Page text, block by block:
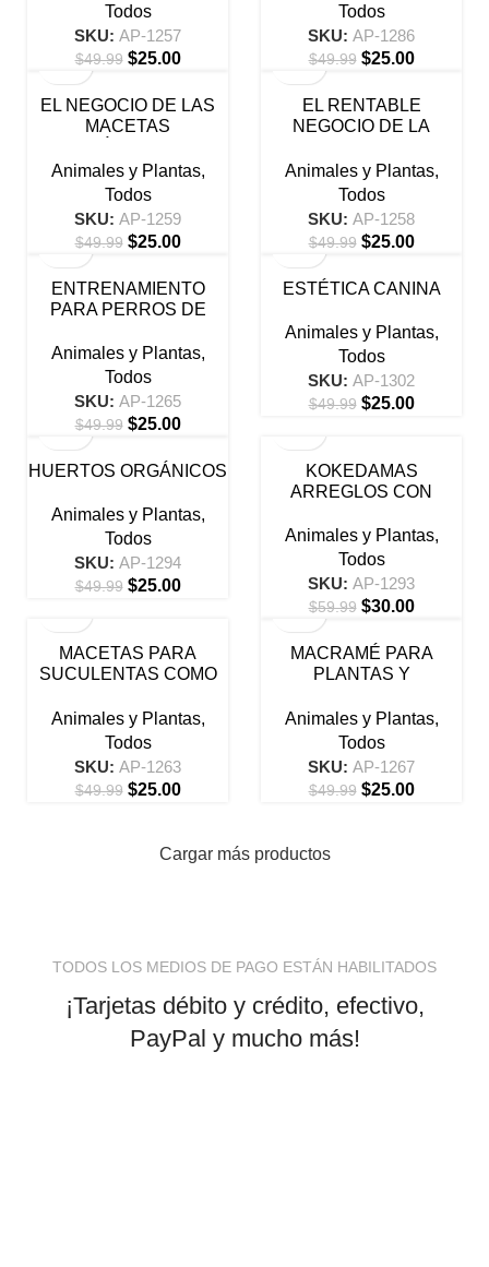
Todos
SKU: AP-1257
$49.99 $25.00
Todos
SKU: AP-1286
$49.99 $25.00
-50%
EL NEGOCIO DE LAS
MACETAS
GEODAS
Animales y Plantas,
Todos
SKU: AP-1259
$49.99 $25.00
EL RENTABLE
NEGOCIO DE LA
Animales y Plantas,
Todos
SKU: AP-1258
$49.99 $25.00
-50%ENTRENAMIENTO
PARA PERROS DE
Animales y Plantas,
Todos
SKU: AP-1265
$49.99 $25.00
-50%
ESTÉTICA CANINA
Animales y Plantas,
Todos
SKU: AP-1302
$49.99 $25.00
-50%
HUERTOS ORGÁNICOS
Animales y Plantas,
Todos
SKU: AP-1294
$49.99 $25.00
KOKEDAMAS
ARREGLOS CON
Animales y Plantas,
Todos
SKU: AP-1293
$59.99 $30.00
-50%MACETAS PARA
SUCULENTAS COMO
Animales y Plantas,
Todos
SKU: AP-1263
$49.99 $25.00
-50%MACRAMÉ PARA
PLANTAS Y
Animales y Plantas,
Todos
SKU: AP-1267
$49.99 $25.00
Cargar más productos
TODOS LOS MEDIOS DE PAGO ESTÁN HABILITADOS
¡Tarjetas débito y crédito, efectivo,
PayPal y mucho más!